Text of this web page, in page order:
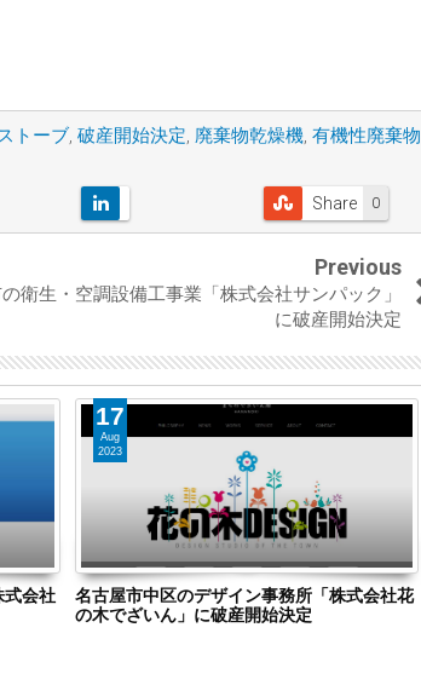
トーブ, 破産開始決定, 廃棄物乾燥機, 有機性廃棄物
0
Share
Previous
衛生・空調設備工事業「株式会社サンパック」
に破産開始決定
式会社
17
Aug
2023
名古屋市中区のデザイン事務所「株式会社花
の木でざいん」に破産開始決定